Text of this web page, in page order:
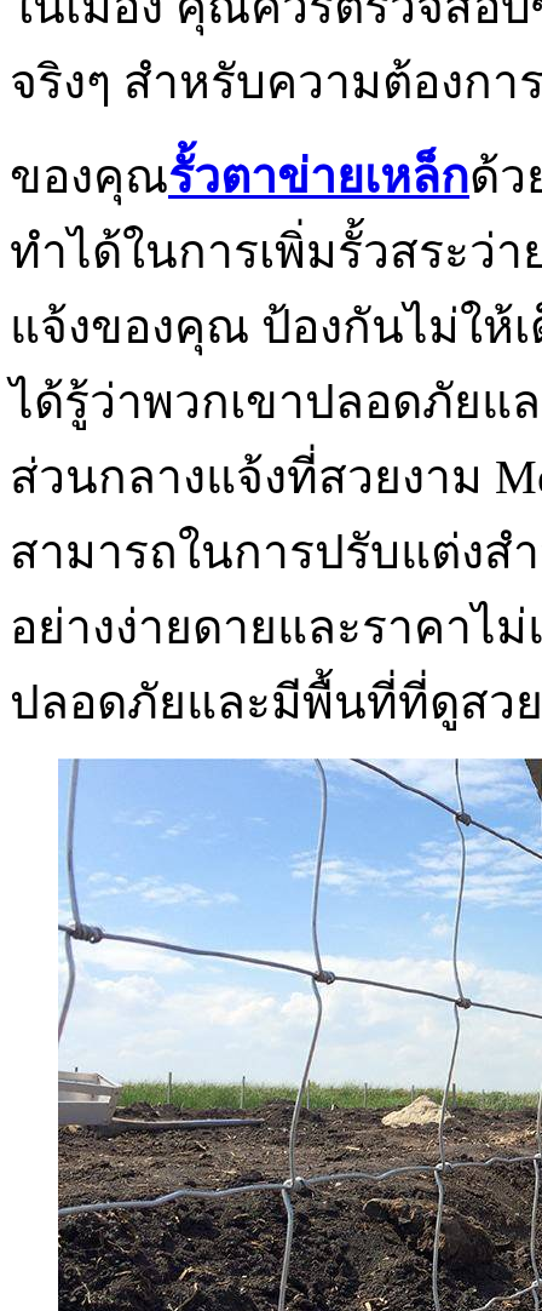
จริงๆ สำหรับความต้องกา
ของคุณรั้วตาข่ายเหล็กด้ว
ทำได้ในการเพิ่มรั้วสระว่
แจ้งของคุณ ป้องกันไม่ให้
ได้รู้ว่าพวกเขาปลอดภัย
ส่วนกลางแจ้งที่สวยงาม
สามารถในการปรับแต่ง
อย่างง่ายดายและราคาไ
ปลอดภัยและมีพื้นที่ที่ดูสว